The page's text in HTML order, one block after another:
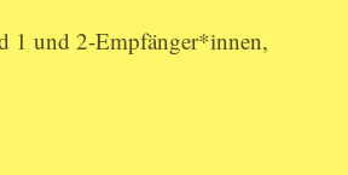
1 und 2-Empfänger*innen,